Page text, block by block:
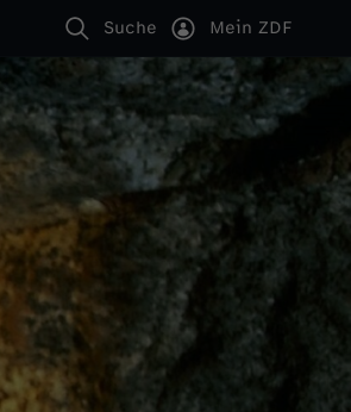
Suche Mein ZDF